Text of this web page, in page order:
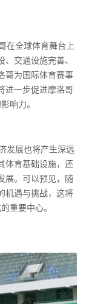
在全球体育舞台上
交通设施完善、
哥为国际体育赛事
进一步促进摩洛哥
响力。
发展也将产生深远
体育基础设施，还
展。可以预见，随
机遇与挑战，这将
重要中心。